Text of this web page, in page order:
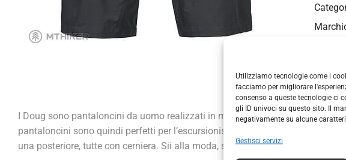
Utilizziamo tecnologie come i
facciamo per migliorare
consenso a queste tecnologie ci
gli ID univoci su questo sito. Il
negativamente su alcune
Gestisci servizi
I Doug sono pantaloncini da uomo realizzati in materiale elastico e leggero
pantaloncini sono quindi perfetti per l’escursionismo, le attività ricreative e
una posteriore, tutte con cerniera. Sii alla moda, sii in movimento!